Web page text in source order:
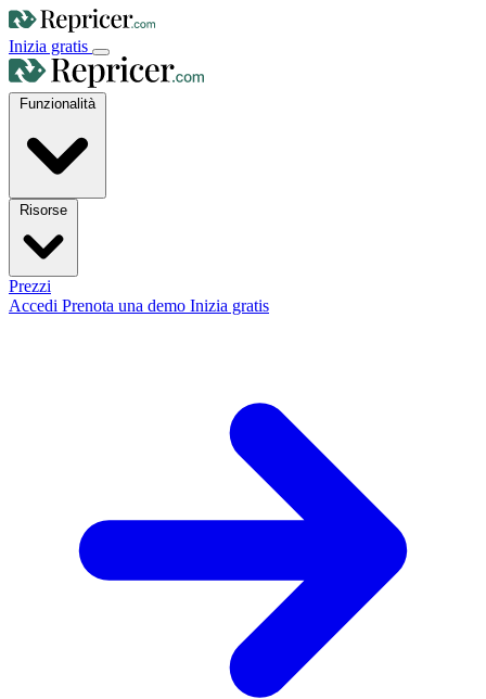
Inizia gratis
Funzionalità
Prezzi
Accedi Prenota una demo Inizia gratis